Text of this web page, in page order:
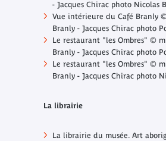
- Jacques Chirac photo Nicolas
Vue intérieure du Café Branly
Branly - Jacques Chirac photo
Le restaurant "les Ombres" ©
Branly - Jacques Chirac photo
Le restaurant "les Ombres" ©
Branly - Jacques Chirac photo
La librairie
La librairie du musée. Art